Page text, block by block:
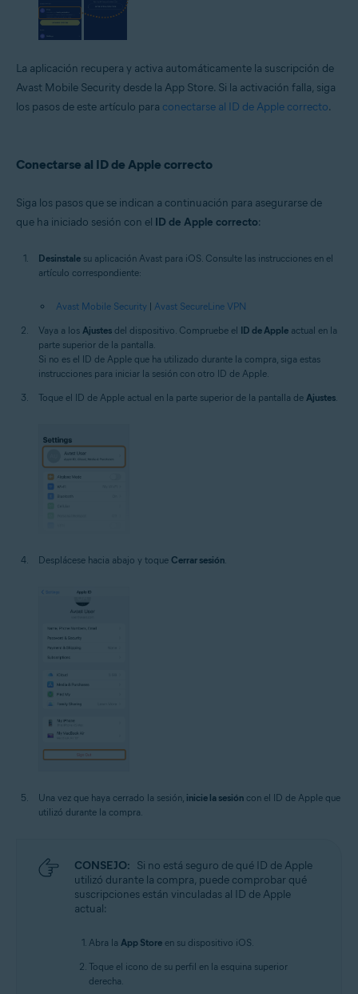
La aplicación recupera y activa automáticamente la suscripción de
Avast Mobile Security desde la App Store. Si la activación falla, siga
los pasos de este artículo para conectarse al ID de Apple correcto.
Conectarse al ID de Apple correcto
Siga los pasos que se indican a continuación para asegurarse de
que ha iniciado sesión con el ID de Apple correcto:
Desinstale su aplicación Avast para iOS. Consulte las instrucciones en el
artículo correspondiente:
Avast Mobile Security | Avast SecureLine VPN
Vaya a los Ajustes del dispositivo. Compruebe el ID de Apple actual en la
parte superior de la pantalla.
Si no es el ID de Apple que ha utilizado durante la compra, siga estas
instrucciones para iniciar la sesión con otro ID de Apple.
Toque el ID de Apple actual en la parte superior de la pantalla de Ajustes.
Desplácese hacia abajo y toque Cerrar sesión
Una vez que haya cerrado la sesión, inicie la sesión con el ID de Apple que
utilizó durante la compra.
CONSEJO: Si no está seguro de qué ID de Apple
utilizó durante la compra, puede comprobar qué
suscripciones están vinculadas al ID de Apple
actual:
Abra la App Store en su dispositivo iOS.
Toque el icono de su perfil en la esquina superior
derecha.